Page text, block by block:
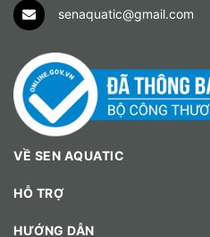
senaquatic@gmail.com
VỀ SEN AQUATIC
HỖ TRỢ
HƯỚNG DẪN